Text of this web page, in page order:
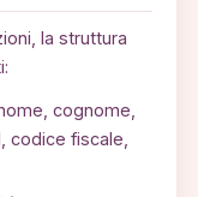
la struttura
cognome,
codice fiscale,